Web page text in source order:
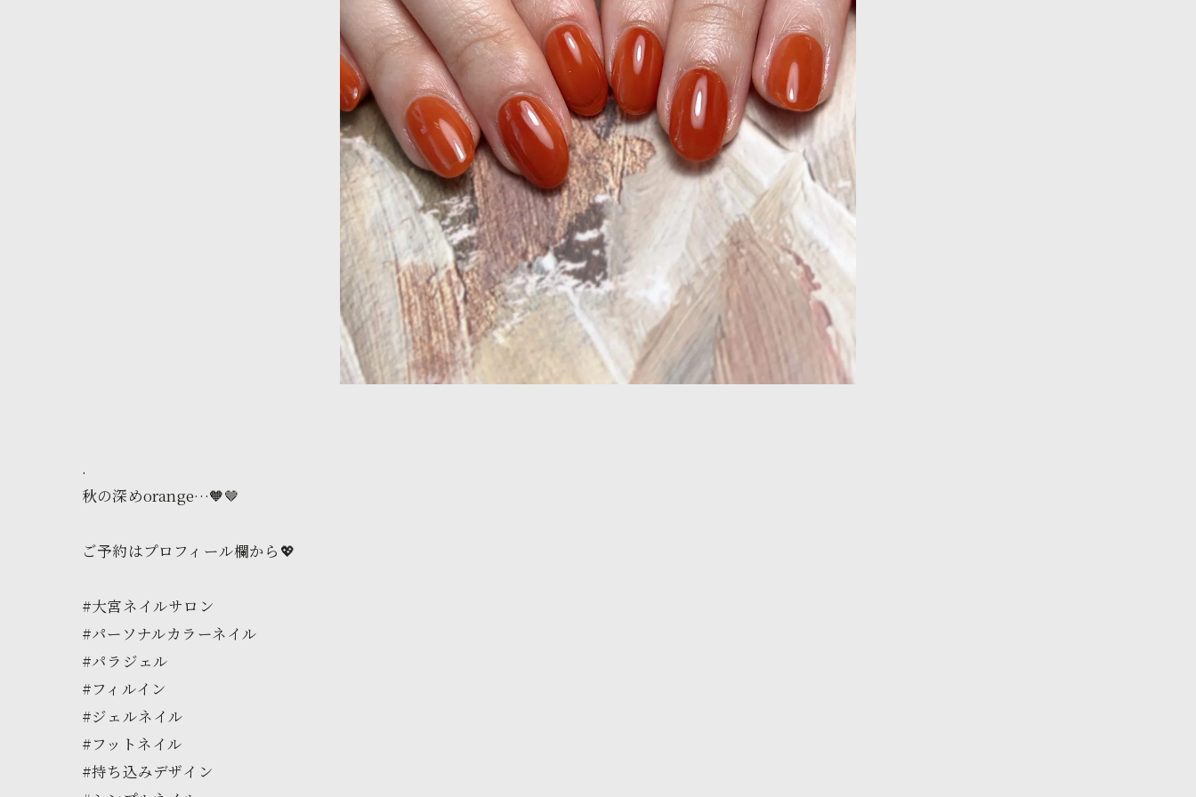
.
秋の深めorange…🧡🤎
ご予約はプロフィール欄から💖
#大宮ネイルサロン
#パーソナルカラーネイル
#パラジェル
#フィルイン
#ジェルネイル
#フットネイル
#持ち込みデザイン